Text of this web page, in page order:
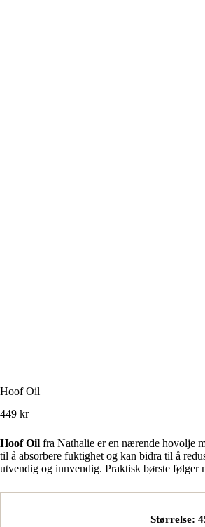
Hoof Oil
449 kr
Hoof Oil fra Nathalie er en nærende hovolje
til å absorbere fuktighet og kan bidra til å
utvendig og innvendig. Praktisk børste følger
Størrelse: